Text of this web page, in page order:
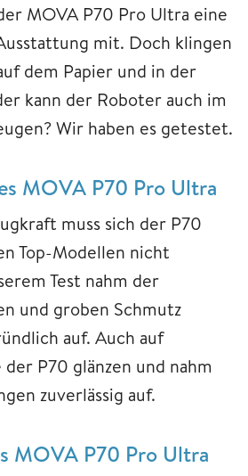
MOVA P70 Pro Ultra eine
mit. Doch klingen
dem Papier und in der
kann der Roboter auch im
Wir haben es getestet.
MOVA P70 Pro Ultra
muss sich der P70
Top-Modellen nicht
Test nahm der
und groben Schmutz
auf. Auch auf
P70 glänzen und nahm
zuverlässig auf.
MOVA P70 Pro Ultra